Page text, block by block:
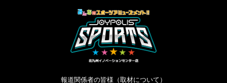
報道関係者の皆様（取材について）